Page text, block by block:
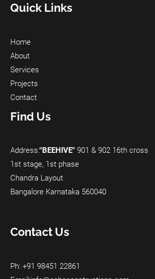
Quick Links
Home
About
Services
Projects
Contact
Find Us
Address:"BEEHIVE" 901 & 902 16th cross
1st stage, 1st phase
Chandra Layout
Bangalore Karnataka 560040
Contact Us
Ph: +91 98451 22861